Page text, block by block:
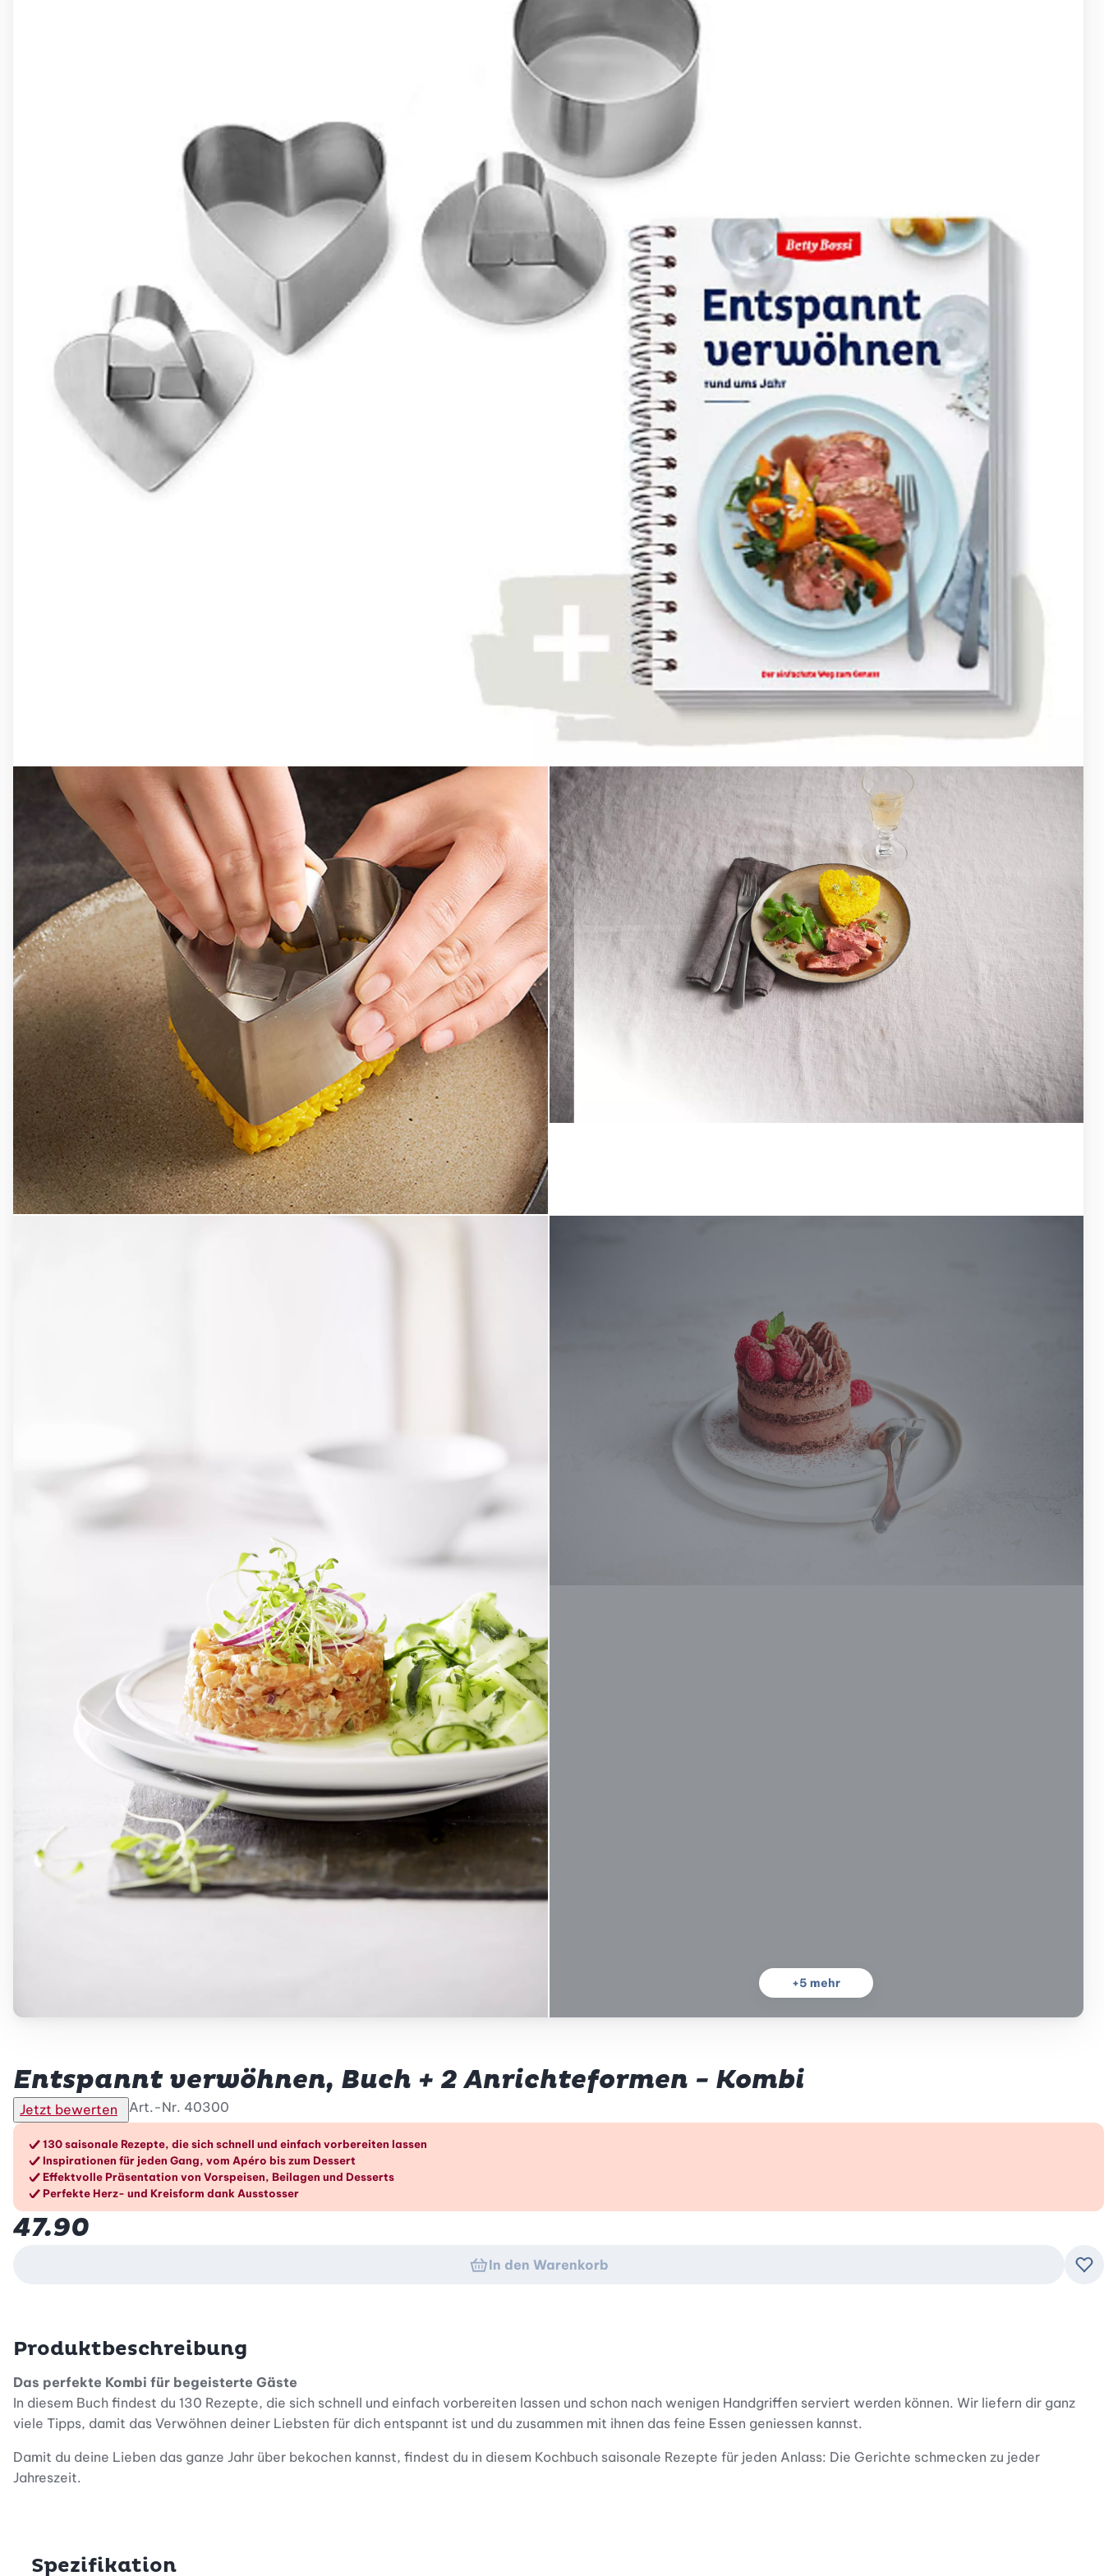
+5 mehr
Entspannt verwöhnen, Buch + 2 Anrichteformen - Kombi
Jetzt bewerten Art.-Nr. 40300
Die Vorteile im Überblick
130 saisonale Rezepte, die sich schnell und einfach vorbereiten lassen
Inspirationen für jeden Gang, vom Apéro bis zum Dessert
Effektvolle Präsentation von Vorspeisen, Beilagen und Desserts
Perfekte Herz- und Kreisform dank Ausstosser
47.90
In den Warenkorb
Produktbeschreibung
Das perfekte Kombi für begeisterte Gäste
In diesem Buch findest du 130 Rezepte, die sich schnell und einfach vorbereiten lassen und schon nach wenigen Handgriffen serviert werden können. Wir liefern dir ganz
viele Tipps, damit das Verwöhnen deiner Liebsten für dich entspannt ist und du zusammen mit ihnen das feine Essen geniessen kannst.
Damit du deine Lieben das ganze Jahr über bekochen kannst, findest du in diesem Kochbuch saisonale Rezepte für jeden Anlass: Die Gerichte schmecken zu jeder
Jahreszeit.
Effektvoll anrichten
Spezifikation